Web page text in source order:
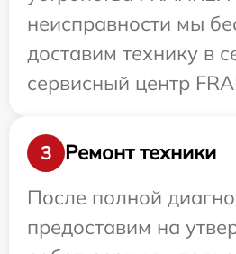
неисправности мы
доставим технику в
сервисный центр
3
Ремонт техники
После полной
предоставим на